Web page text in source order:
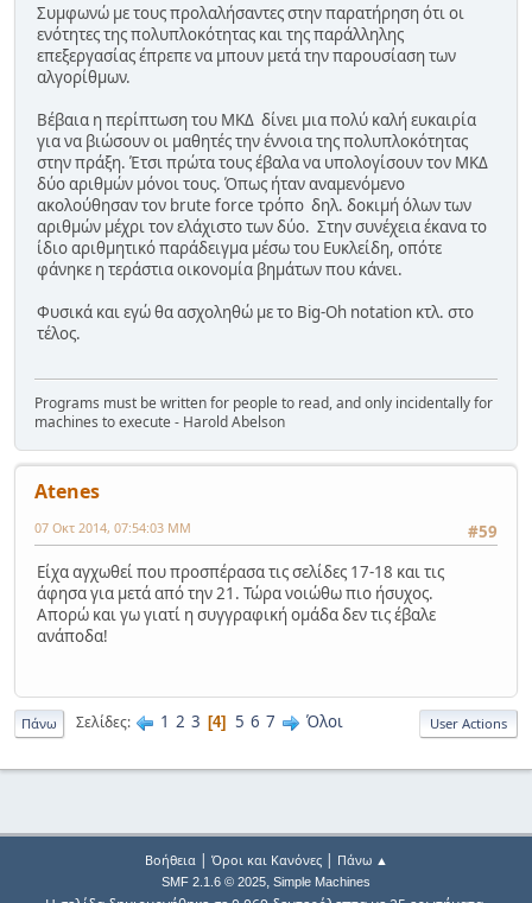
Συμφωνώ με τους προλαλήσαντες στην παρατήρηση ότι οι
ενότητες της πολυπλοκότητας και της παράλληλης
επεξεργασίας έπρεπε να μπουν μετά την παρουσίαση των
αλγορίθμων.
Βέβαια η περίπτωση του ΜΚΔ δίνει μια πολύ καλή ευκαιρία
για να βιώσουν οι μαθητές την έννοια της πολυπλοκότητας
στην πράξη. Έτσι πρώτα τους έβαλα να υπολογίσουν τον ΜΚΔ
δύο αριθμών μόνοι τους. Όπως ήταν αναμενόμενο
ακολούθησαν τον brute force τρόπο δηλ. δοκιμή όλων των
αριθμών μέχρι τον ελάχιστο των δύο. Στην συνέχεια έκανα το
ίδιο αριθμητικό παράδειγμα μέσω του Ευκλείδη, οπότε
φάνηκε η τεράστια οικονομία βημάτων που κάνει.
Φυσικά και εγώ θα ασχοληθώ με το Big-Oh notation κτλ. στο
τέλος.
Programs must be written for people to read, and only incidentally for
machines to execute - Harold Abelson
Atenes
#59
07 Οκτ 2014, 07:54:03 ΜΜ
Είχα αγχωθεί που προσπέρασα τις σελίδες 17-18 και τις
άφησα για μετά από την 21. Τώρα νοιώθω πιο ήσυχος.
Απορώ και γω γιατί η συγγραφική ομάδα δεν τις έβαλε
ανάποδα!
Πάνω Σελίδες 1 2 3 4 5 6 7 Όλοι User Actions
Βοήθεια| Όροι και Κανόνες| Πάνω ▲
SMF 2.1.6 © 2025, Simple Machines